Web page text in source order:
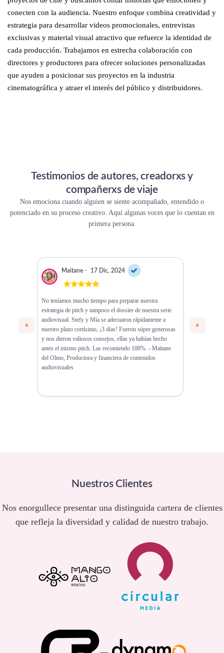
conecten con la audiencia. Nuestro enfoque combina creatividad y
estrategia para desarrollar videos promocionales, entrevistas
exclusivas y material visual atractivo que refuerce la identidad de
cada producción. Trabajamos en estrecha colaboración con
directores y productores para ofrecer soluciones personalizadas
que ayuden a posicionar sus proyectos en la industria
cinematográfica y atraer el interés del público y distribuidores.
Testimonios de autores, creadorxs y
compañerxs de viaje
Nos emociona cuando alguien se siente acompañado, entendido o
potenciado en su proceso creativo. Aquí algunas voces que lo cuentan en
primera persona.
Maitane - 17 Dic, 2024
No teníamos mucho tiempo para preparar nuestra
estrategia de pitch y tampoco el dossier de nuestra serie
audiovisual. Stefy y Mía se adecuaron rápidamente a
nuestro plazo cortísimo, ¡3 días! Fueron súper generosas
y nos dieron valiosos consejos, ellas ya habían hecho
antes el mismo pitch. Las recomiendo 100%. - Maitane
del Olmo, Productora y financiera de contenidos
audiovisuales
Nuestros Clientes
Nos enorgullece presentar una distinguida cartera de clientes
que refleja la diversidad y calidad de nuestro trabajo.